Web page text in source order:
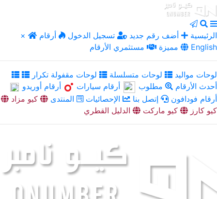
× الرئيسية أضف رقم جديد تسجيل الدخول
أرقام
مميزة
مستثمري الأرقام English
لوحات مواليد لوحات متسلسلة
لوحات مقفولة تكرار
أحدث الأرقام
مطلوب أرقام سيارات
أرقام أوريدو
أرقام فودافون
إتصل بنا الإحصائيات المنتدى
كيو مزاد
كيو كارز
كيو ماركت الدليل القطري